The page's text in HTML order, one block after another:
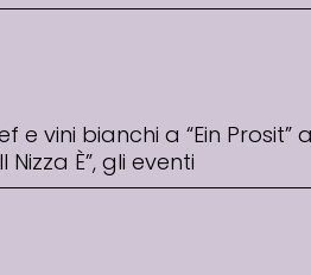
e vini bianchi a “Ein Prosit”
È”, gli eventi